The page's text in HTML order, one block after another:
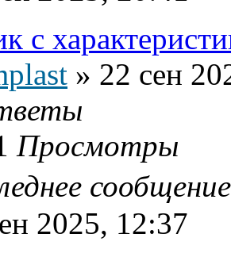
с
» 22 сен
Просмотры
2025, 12:37